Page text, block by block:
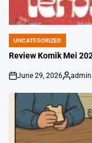
POSTED
IN
UNCATEGORIZED
Review Komik Mei
on
June 29, 2026
Posted
admin